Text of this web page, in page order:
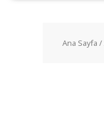
Ana Sayfa /